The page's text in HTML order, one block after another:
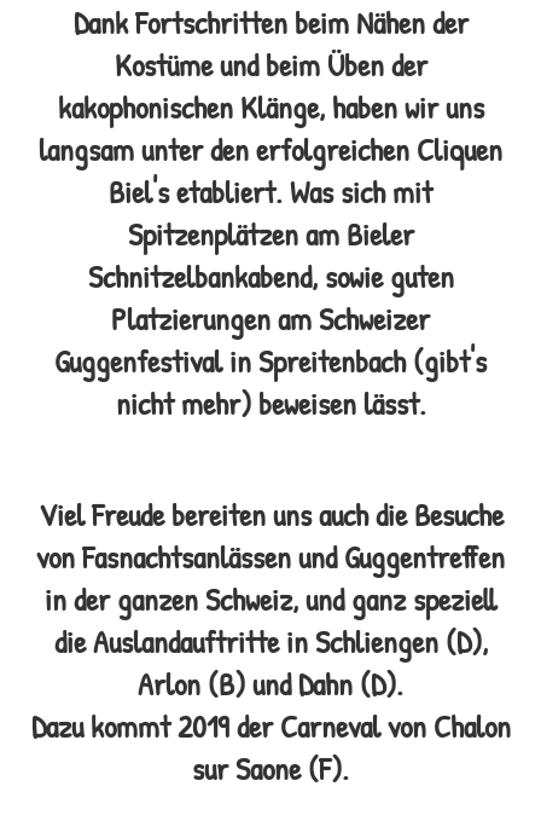
Dank Fortschritten beim Nähen der
Kostüme und beim Üben der
kakophonischen Klänge, haben wir uns
langsam unter den erfolgreichen Cliquen
Biel's etabliert. Was sich mit
Spitzenplätzen am Bieler
Schnitzelbankabend, sowie guten
Platzierungen am Schweizer
Guggenfestival in Spreitenbach (gibt's
nicht mehr) beweisen lässt.
Viel Freude bereiten uns auch die Besuche
von Fasnachtsanlässen und Guggentreffen
in der ganzen Schweiz, und ganz speziell
dieAuslandauftritte in Schliengen (D),
Arlon (B) und Dahn (D).
Dazu kommt 2019 der Carneval von Chalon
sur Saone (F).